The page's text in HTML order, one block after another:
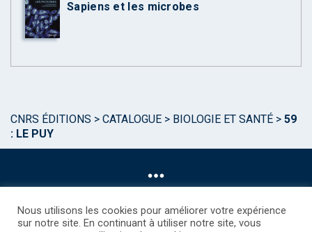
Sapiens et les microbes
CNRS ÉDITIONS > CATALOGUE > BIOLOGIE ET SANTÉ > 59
: LE PUY
Nous utilisons les cookies pour améliorer votre expérience
sur notre site. En continuant à utiliser notre site, vous